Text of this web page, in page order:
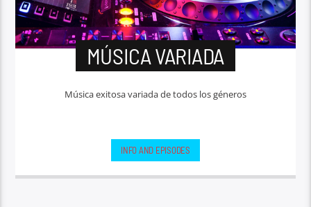
MÚSICA VARIADA
Música exitosa variada de todos los géneros
INFO AND EPISODES